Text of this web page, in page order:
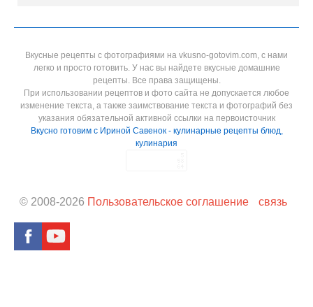
Вкусные рецепты с фотографиями на vkusno-gotovim.com, с нами
легко и просто готовить. У нас вы найдете вкусные домашние
рецепты. Все права защищены.
При использовании рецептов и фото сайта не допускается любое
изменение текста, а также заимствование текста и фотографий без
указания обязательной активной ссылки на первоисточник
Вкусно готовим с Ириной Савенок - кулинарные рецепты блюд,
кулинария
© 2008-2026 Пользовательское соглашение связь